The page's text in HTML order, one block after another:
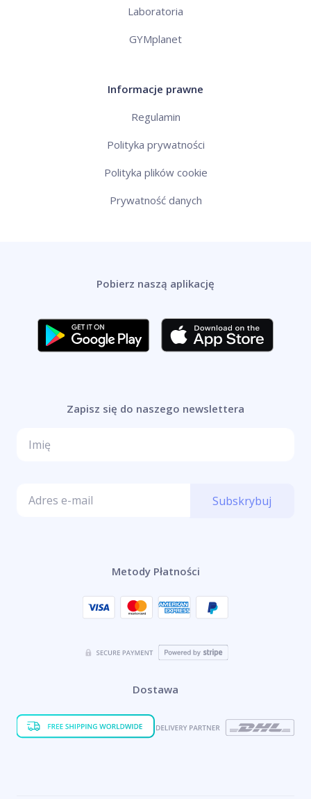
Laboratoria
GYMplanet
Informacje prawne
Regulamin
Polityka prywatności
Polityka plików cookie
Prywatność danych
Pobierz naszą aplikację
Zapisz się do naszego newslettera
Subskrybuj
Metody Płatności
Dostawa